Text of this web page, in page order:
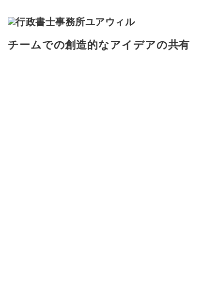
チームでの創造的なアイデアの共有